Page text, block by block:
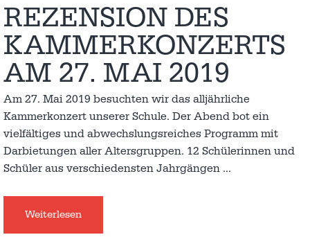
REZENSION DES
KAMMERKONZERTS
AM 27. MAI 2019
Am 27. Mai 2019 besuchten wir das alljährliche
Kammerkonzert unserer Schule. Der Abend bot ein
vielfältiges und abwechslungsreiches Programm mit
Darbietungen aller Altersgruppen. 12 Schülerinnen und
Schüler aus verschiedensten Jahrgängen …
Weiterlesen